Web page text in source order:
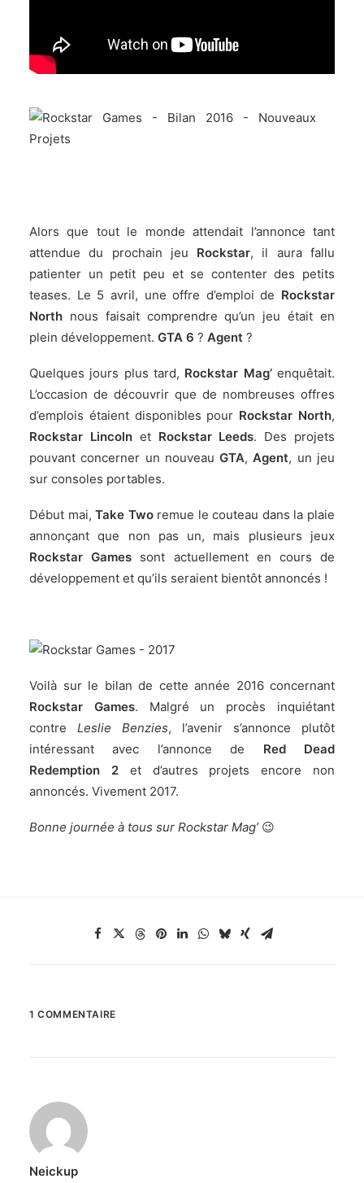
Alors que tout le monde attendait l’annonce tant
attendue du prochain jeu Rockstar, il aura fallu
patienter un petit peu et se contenter des petits
teases. Le 5 avril, une offre d’emploi de Rockstar
North nous faisait comprendre qu’un jeu était en
plein développement. GTA 6 ? Agent ?
Quelques jours plus tard, Rockstar Mag’enquêtait.
L’occasion de découvrir que de nombreuses offres
d’emplois étaient disponibles pour Rockstar North,
Rockstar Lincolnet Rockstar Leeds. Des projets
pouvant concerner un nouveauGTA,Agent, un jeu
sur consoles portables.
Début mai,Take Tworemue le couteau dans la plaie
annonçant que non pas un, mais plusieurs jeux
Rockstar Games sont actuellement en cours de
développement et qu’ils seraient bientôt annoncés !
Voilà sur le bilan de cette année 2016 concernant
Rockstar Games. Malgré un procès inquiétant
contre Leslie Benzies, l’avenir s’annonce plutôt
intéressant avec l’annonce de Red Dead
Redemption 2et d’autres projets encore non
annoncés. Vivement 2017.
Bonne journée à tous sur Rockstar Mag’😉
1 COMMENTAIRE
Neickup